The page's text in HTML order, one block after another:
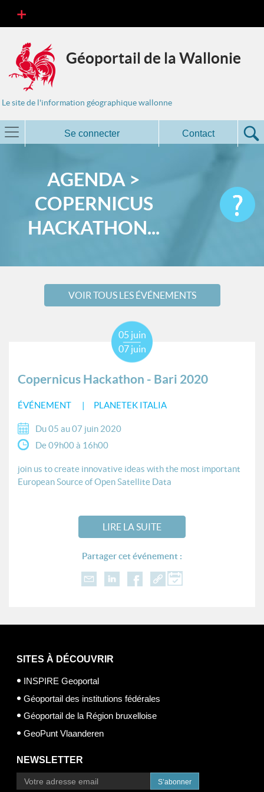
Géoportail de la Wallonie
Le site de l'information géographique wallonne
Se connecter Contact
AGENDA >
COPERNICUS
HACKATHON...
VOIR TOUS LES ÉVÉNEMENTS
Copernicus Hackathon - Bari 2020
ÉVÉNEMENT PLANETEK ITALIA
05 juin
07 juin
Du 05 au 07 juin 2020
De 09h00 à 16h00
join us to create innovative ideas with the most important
European Source of Open Satellite Data
LIRE LA SUITE
Partager cet événement :
SITES À DÉCOUVRIR
INSPIRE Geoportal
Géoportail des institutions fédérales
Géoportail de la Région bruxelloise
GeoPunt Vlaanderen
NEWSLETTER
S’abonner